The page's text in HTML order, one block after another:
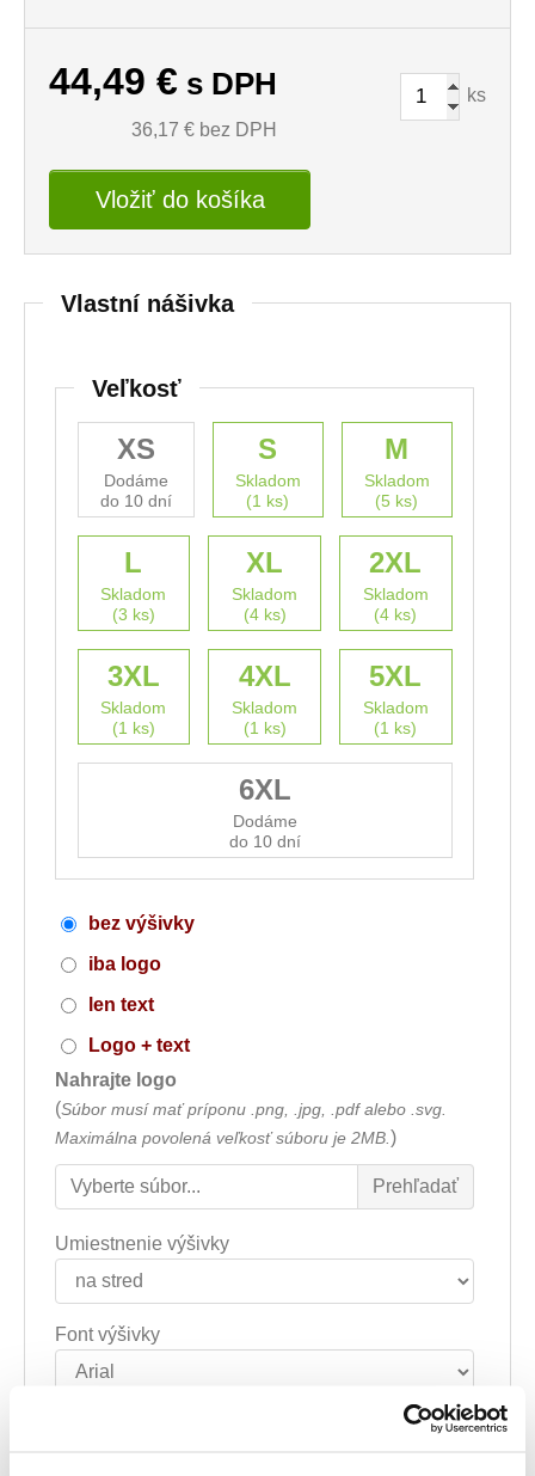
44,49 € s DPH
36,17 € bez DPH
ks
Vložiť do košíka
Vlastní nášivka
Veľkosť
XS
Dodáme
do 10 dní
S
Skladom
(1 ks)
M
Skladom
(5 ks)
L
Skladom
(3 ks)
XL
Skladom
(4 ks)
2XL
Skladom
(4 ks)
3XL
Skladom
(1 ks)
4XL
Skladom
(1 ks)
5XL
Skladom
(1 ks)
6XL
Dodáme
do 10 dní
bez výšivky
iba logo
len text
Logo + text
Nahrajte logo
(Súbor musí mať príponu .png, .jpg, .pdf alebo .svg.
Maximálna povolená veľkosť súboru je 2MB. )
Umiestnenie výšivky
Font výšivky